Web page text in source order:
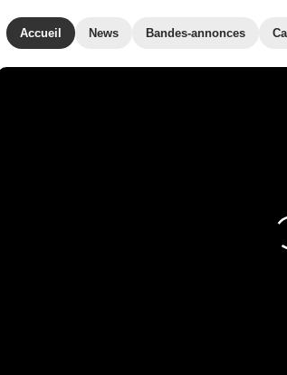
Accueil News Bandes-annonces